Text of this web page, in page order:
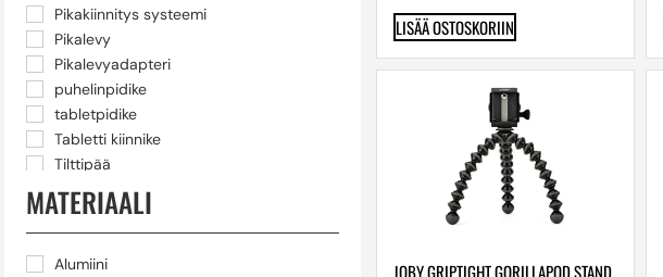
spigot
stud
Studiojalusta
taustateline
Tilttipää
Valaisinjalusta
Vesivaaka
videojalusta
Pikakiinnitys systeemi
Pikalevy
Pikalevyadapteri
puhelinpidike
tabletpidike
Tabletti kiinnike
Tilttipää
Videopää
MATERIAALI
Alumiini
LISÄÄ OSTOSKORIIN
JOBY GRIPTIGHT GORILLAPOD STAND